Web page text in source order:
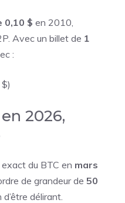
0,10 $ en 2010,
Avec un billet de 1
:
2026,
du BTC en mars
de grandeur de 50
délirant.